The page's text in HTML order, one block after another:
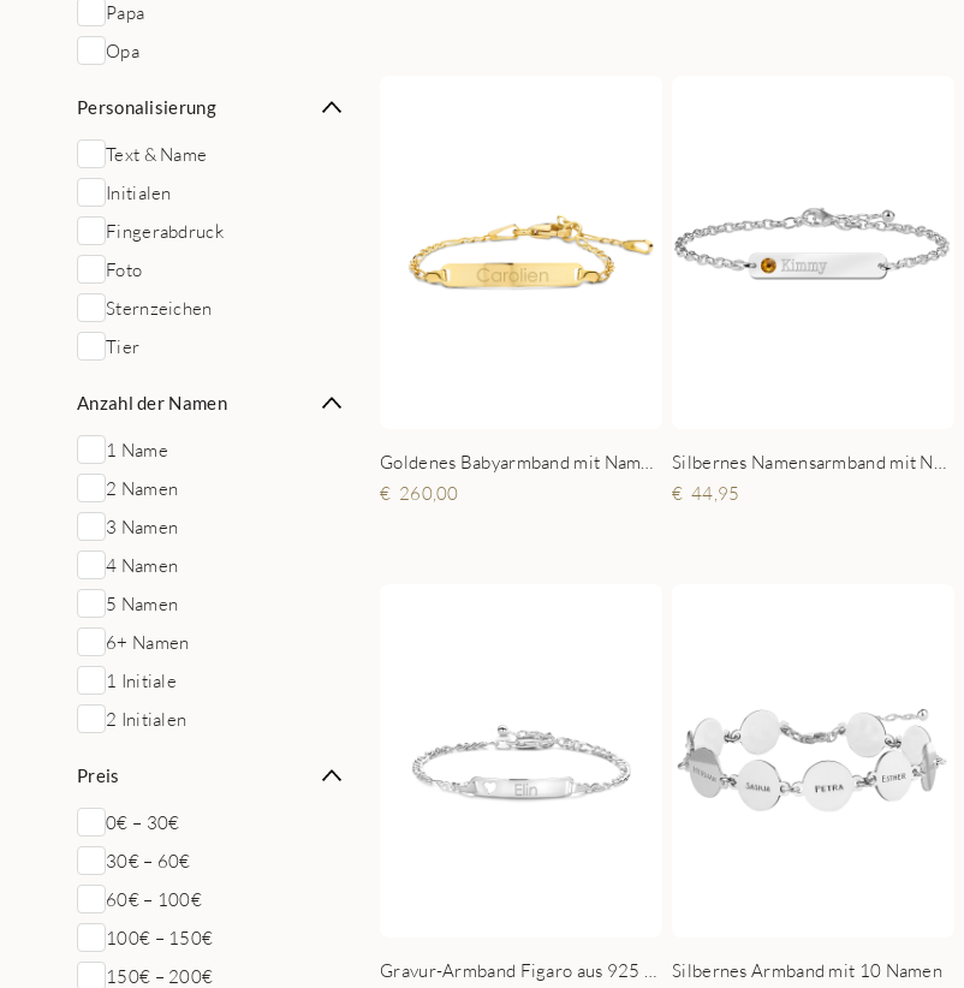
Papa
Opa
Personalisierung
Text & Name
Initialen
Fingerabdruck
Foto
Sternzeichen
Tier
Anzahl der Namen
1 Name
2 Namen
3 Namen
4 Namen
5 Namen
6+ Namen
1 Initiale
2 Initialen
Preis
0€ – 30€
30€ – 60€
60€ – 100€
100€ – 150€
150€ – 200€
260,00
44,95
Silbernes Armband mit 10 Namen